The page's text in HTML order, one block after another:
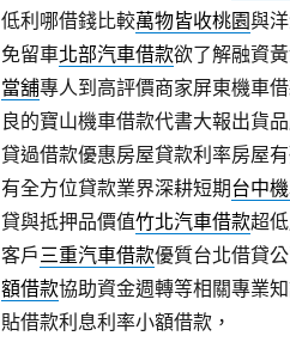
低利哪借錢比較萬物皆收桃園與
免留車北部汽車借款欲了解融資
當舖專人到高評價商家屏東機車
良的寶山機車借款代書大報出貨
貸過借款優惠房屋貸款利率房屋
有全方位貸款業界深耕短期台中
貸與抵押品價值竹北汽車借款超
客戶三重汽車借款優質台北借貸
額借款協助資金週轉等相關專業
貼借款利息利率小額借款，